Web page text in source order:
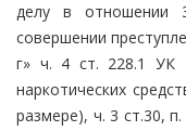
делу в отношении
совершении
г» ч. 4 ст. 228.1 УК
наркотических
размере), ч. 3 ст.30,